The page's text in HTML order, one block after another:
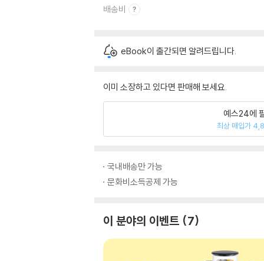
배송비
eBook이 출간되면 알려드립니다.
이미 소장하고 있다면 판매해 보세요.
예스24에
최상 매입가
국내배송만 가능
문화비소득공제 가능
이 분야의 이벤트 7